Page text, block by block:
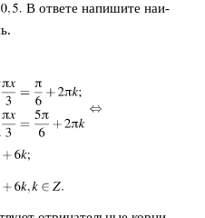
В от­ве­те на­пи­ши­те наи­